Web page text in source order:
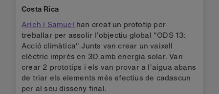
Costa Rica
Arieh i Samuel han creat un prototip per
treballar per assolir l'objectiu global "ODS 13:
Acció climàtica" Junts van crear un vaixell
elèctric imprès en 3D amb energia solar. Van
crear 2 prototips i els van provar a l'aigua abans
de triar els elements més efectius de cadascun
per al seu disseny final.